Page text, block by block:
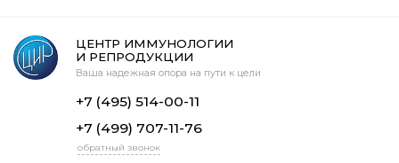
ЦЕНТР ИММУНОЛОГИИ
И РЕПРОДУКЦИИ
Ваша надежная опора на пути к цели
+7 (495) 514-00-11
+7 (499) 707-11-76
обратный звонок